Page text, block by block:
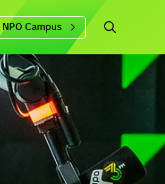
NPO Campus